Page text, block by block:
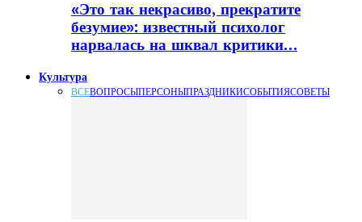
«Это так некрасиво, прекратите
безумие»: известный психолог
нарвалась на шквал критики…
Культура
ВСЕВОПРОСЫПЕРСОНЫПРАЗДНИКИСОБЫТИЯСОВЕТЫ